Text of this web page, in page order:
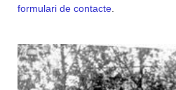
formulari de contacte